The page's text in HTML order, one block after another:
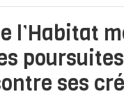
l’Habitat
poursuites
ses